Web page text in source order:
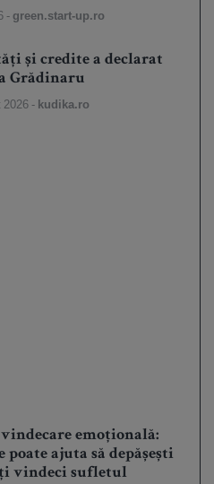
- green.start-up.ro
și credite a declarat
Grădinaru
2026 - kudika.ro
emoțională:
ajuta să depășești
vindeci sufletul